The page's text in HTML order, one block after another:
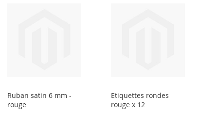
Ruban satin 6 mm -
rouge
Etiquettes rondes
rouge x 12